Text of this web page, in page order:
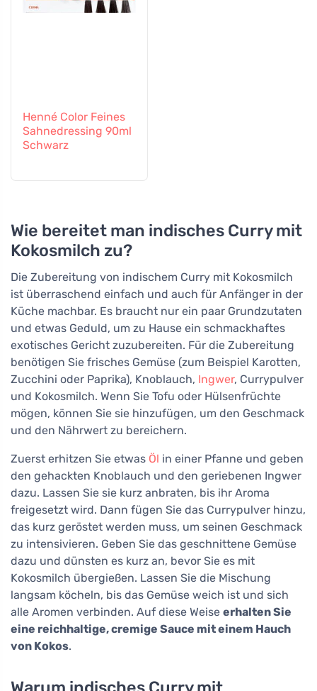
Henné Color Feines
Sahnedressing 90ml
Schwarz
Wie bereitet man indisches Curry mit
Kokosmilch zu?
Die Zubereitung von indischem Curry mit Kokosmilch
ist überraschend einfach und auch für Anfänger in der
Küche machbar. Es braucht nur ein paar Grundzutaten
und etwas Geduld, um zu Hause ein schmackhaftes
exotisches Gericht zuzubereiten. Für die Zubereitung
benötigen Sie frisches Gemüse (zum Beispiel Karotten,
Zucchini oder Paprika), Knoblauch, Ingwer, Currypulver
und Kokosmilch. Wenn Sie Tofu oder Hülsenfrüchte
mögen, können Sie sie hinzufügen, um den Geschmack
und den Nährwert zu bereichern.
Zuerst erhitzen Sie etwas Öl in einer Pfanne und geben
den gehackten Knoblauch und den geriebenen Ingwer
dazu. Lassen Sie sie kurz anbraten, bis ihr Aroma
freigesetzt wird. Dann fügen Sie das Currypulver hinzu,
das kurz geröstet werden muss, um seinen Geschmack
zu intensivieren. Geben Sie das geschnittene Gemüse
dazu und dünsten es kurz an, bevor Sie es mit
Kokosmilch übergießen. Lassen Sie die Mischung
langsam köcheln, bis das Gemüse weich ist und sich
alle Aromen verbinden. Auf diese Weise erhalten Sie
eine reichhaltige, cremige Sauce mit einem Hauch
von Kokos.